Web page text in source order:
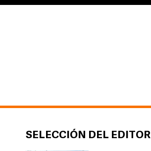
SELECCIÓN DEL EDITOR